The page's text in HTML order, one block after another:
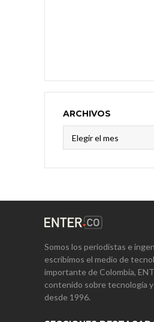
ARCHIVOS
Somos los periodistas e
escribimos el medio de
importante de Colombia,
contenido sobre tecnología
desde 1996.